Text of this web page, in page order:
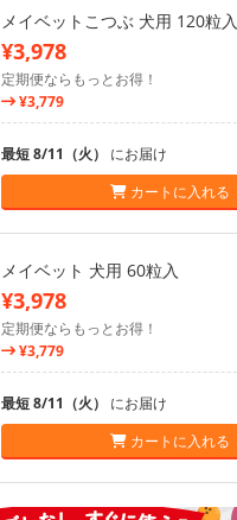
メイベットこつぶ 犬用 120粒入
¥3,978
定期便ならもっとお得！
¥3,779
最短 8/11（火） にお届け
カートに入れる
メイベット 犬用 60粒入
¥3,978
定期便ならもっとお得！
¥3,779
最短 8/11（火） にお届け
カートに入れる